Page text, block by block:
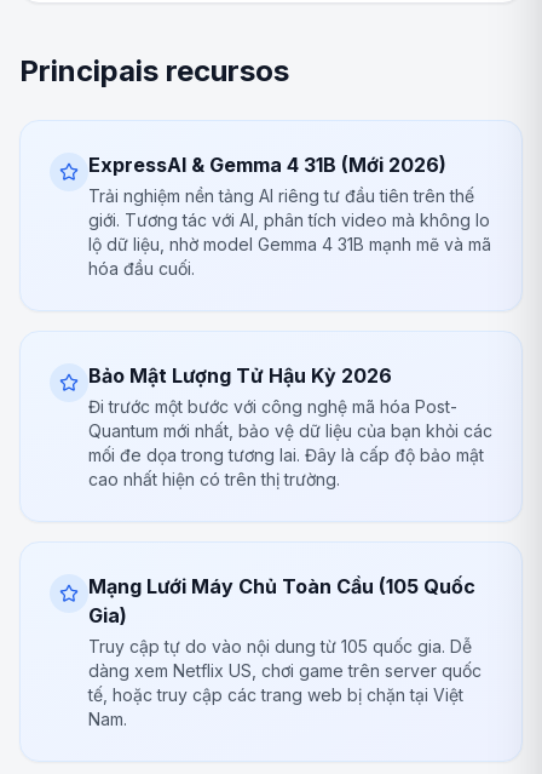
Principais recursos
ExpressAI & Gemma 4 31B (Mới 2026)
Trải nghiệm nền tảng AI riêng tư đầu tiên trên thế
giới. Tương tác với AI, phân tích video mà không lo
lộ dữ liệu, nhờ model Gemma 4 31B mạnh mẽ và mã
hóa đầu cuối.
Bảo Mật Lượng Tử Hậu Kỳ 2026
Đi trước một bước với công nghệ mã hóa Post-
Quantum mới nhất, bảo vệ dữ liệu của bạn khỏi các
mối đe dọa trong tương lai. Đây là cấp độ bảo mật
cao nhất hiện có trên thị trường.
Mạng Lưới Máy Chủ Toàn Cầu (105 Quốc
Gia)
Truy cập tự do vào nội dung từ 105 quốc gia. Dễ
dàng xem Netflix US, chơi game trên server quốc
tế, hoặc truy cập các trang web bị chặn tại Việt
Nam.